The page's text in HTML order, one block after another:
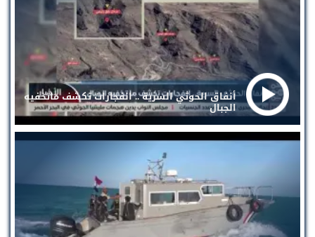
أنفاق الحوثي السرية .. انفجارات تكشف ماتخفيه
الجبال